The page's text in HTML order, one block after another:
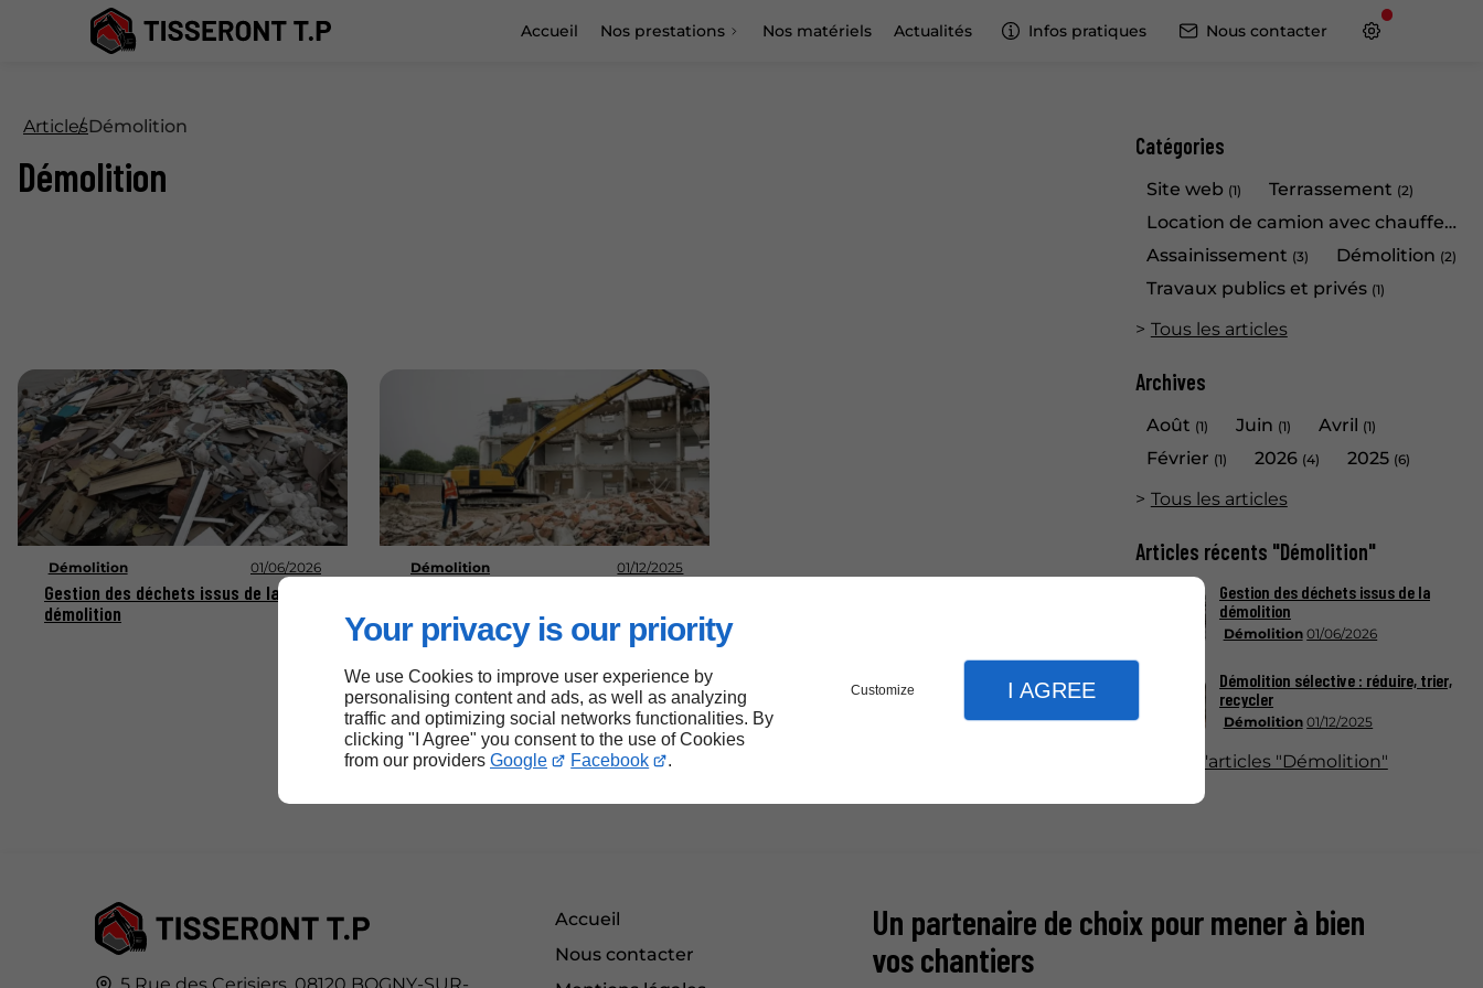
Your privacy is our priority
We use Cookies to improve user experience by
personalising content and ads, as well as analyzing
traffic and optimizing social networks functionalities. By
clicking "I Agree" you consent to the use of Cookies
from our providers Google Facebook .
Customize I AGREE
Accueil Nos prestations Nos matériels Actualités Infos pratiques Nous contacter
Catégories
Site web (1) Terrassement (2)
Location de camion avec chauffeur
Assainissement (3) Démolition (2)
Travaux publics et privés (1)
Tous les articles
Archives
Août (1) Juin (1) Avril (1)
Février (1) 2026 (4) 2025 (6)
Tous les articles
Articles récents "Démolition"
Démolition 01/06/2026
Gestion des déchets issus de la
démolition
Démolition 01/12/2025
Démolition sélective : réduire, trier,
recycler
Plus d'articles "Démolition"
ArticlesDémolition
Démolition
Démolition 01/06/2026
Gestion des déchets issus de la
démolition
Démolition 01/12/2025
recycler
Accueil
Nous contacter
Un partenaire de choix pour mener à bien
vos chantiers